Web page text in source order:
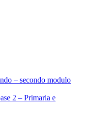
– secondo modulo
2 – Primaria e